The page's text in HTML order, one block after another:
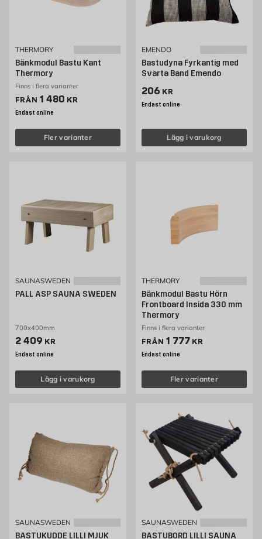
THERMORY
Bänkmodul Bastu Kant
Thermory
Finns i flera varianter
FRÅN Pris 1480 kr
1 480 KR
Endast online
Fler varianter
EMENDO
Bastudyna Fyrkantig med
Svarta Band Emendo
Pris 206 kr
206 KR
Endast online
Lägg i varukorg
SAUNASWEDEN
PALL ASP SAUNA SWEDEN
700x400mm
Pris 2409 kr
2 409 KR
Endast online
Lägg i varukorg
THERMORY
Bänkmodul Bastu Hörn
Frontboard Insida 330 mm
Thermory
Finns i flera varianter
FRÅN Pris 1777 kr
1 777 KR
Endast online
Fler varianter
SAUNASWEDEN
BASTUKUDDE LILLI MJUK
SAUNASWEDEN
BASTUBORD LILLI SAUNA